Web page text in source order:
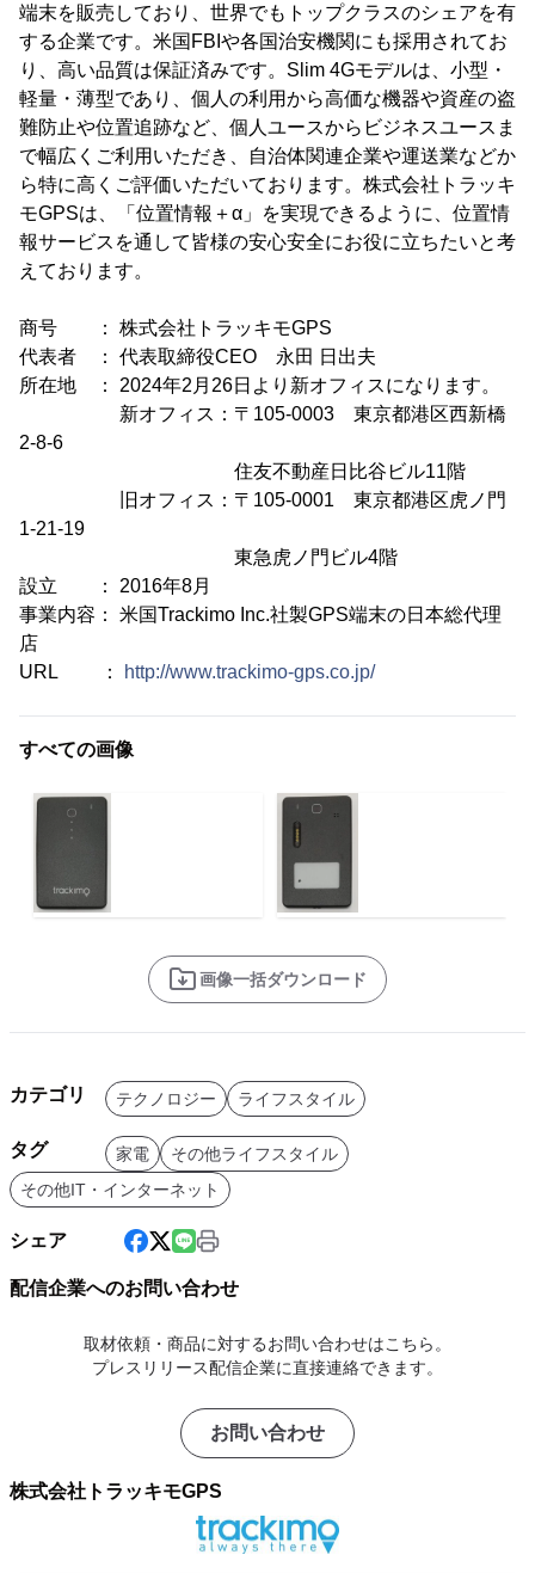
端末を販売しており、世界でもトップクラスのシェアを有
する企業です。米国FBIや各国治安機関にも採用されてお
り、高い品質は保証済みです。Slim 4Gモデルは、小型・
軽量・薄型であり、個人の利用から高価な機器や資産の盗
難防止や位置追跡など、個人ユースからビジネスユースま
で幅広くご利用いただき、自治体関連企業や運送業などか
ら特に高くご評価いただいております。株式会社トラッキ
モGPSは、「位置情報＋α」を実現できるように、位置情
報サービスを通して皆様の安心安全にお役に立ちたいと考
えております。
商号 ： 株式会社トラッキモGPS
代表者 ： 代表取締役CEO 永田 日出夫
所在地 ： 2024年2月26日より新オフィスになります。
新オフィス：〒105-0003 東京都港区西新橋
2-8-6
住友不動産日比谷ビル11階
旧オフィス：〒105-0001 東京都港区虎ノ門
1-21-19
東急虎ノ門ビル4階
設立 ： 2016年8月
事業内容： 米国Trackimo Inc.社製GPS端末の日本総代理
店
URL ：
http://www.trackimo-gps.co.jp/
すべての画像
画像一括ダウンロード
カテゴリ テクノロジー ライフスタイル
タグ 家電
その他ライフスタイル
その他IT・インターネット
シェア
配信企業へのお問い合わせ
取材依頼・商品に対するお問い合わせはこちら。
プレスリリース配信企業に直接連絡できます。
お問い合わせ
株式会社トラッキモGPS